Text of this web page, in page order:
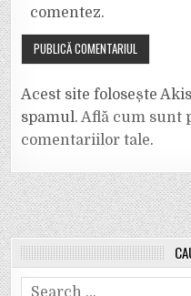
comentez.
Acest site folosește
spamul.Află cum sunt
comentariilor tale.
Search